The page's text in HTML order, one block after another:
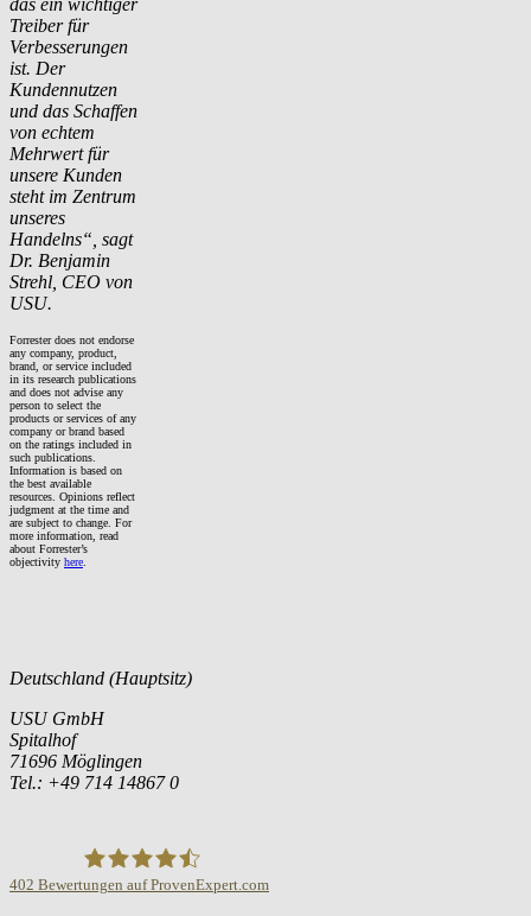
das ein wichtiger
Treiber für
Verbesserungen
ist. Der
Kundennutzen
und das Schaffen
von echtem
Mehrwert für
unsere Kunden
steht im Zentrum
unseres
Handelns“, sagt
Dr. Benjamin
Strehl, CEO von
USU.
Forrester does not endorse
any company, product,
brand, or service included
in its research publications
and does not advise any
person to select the
products or services of any
company or brand based
on the ratings included in
such publications.
Information is based on
the best available
resources. Opinions reflect
judgment at the time and
are subject to change. For
more information, read
about Forrester’s
objectivity here.
Deutschland (Hauptsitz)
USU GmbH
Spitalhof
71696 Möglingen
Tel.: +49 714 14867 0
402 Bewertungen auf ProvenExpert.com